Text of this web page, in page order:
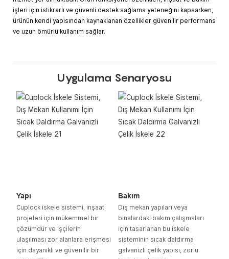
işleri için istikrarlı ve güvenli destek sağlama yeteneğini kapsarken,
ürünün kendi yapısından kaynaklanan özellikler güvenilir performans
ve uzun ömürlü kullanım sağlar.
Uygulama Senaryosu
Yapı
Cuplock iskele sistemi, inşaat
projeleri için mükemmel bir
çözümdür ve işçilerin
ulaşılması zor alanlara erişmesi
için dayanıklı ve güvenilir bir
Bakım
Dış mekan yapıları veya
binalardaki bakım çalışmaları
için tasarlanan bu iskele
sisteminin sıcak daldırma
galvanizli çelik yapısı, zorlu